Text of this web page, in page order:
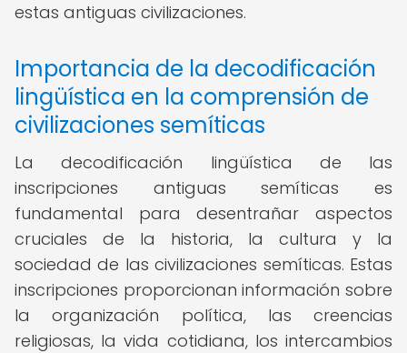
estas antiguas civilizaciones.
Importancia de la decodificación
lingüística en la comprensión de
civilizaciones semíticas
La decodificación lingüística de las
inscripciones antiguas semíticas es
fundamental para desentrañar aspectos
cruciales de la historia, la cultura y la
sociedad de las civilizaciones semíticas. Estas
inscripciones proporcionan información sobre
la organización política, las creencias
religiosas, la vida cotidiana, los intercambios